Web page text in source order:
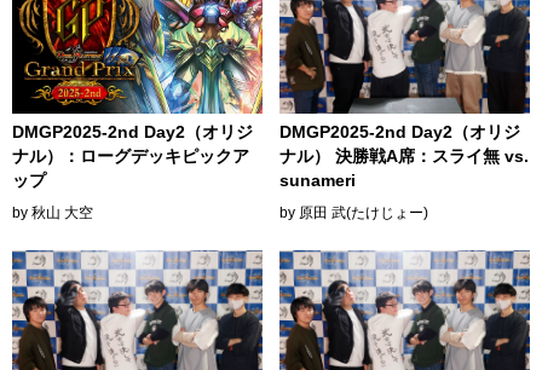
DMGP2025-2nd Day2（オリジ
ナル）：ローグデッキピックア
ップ
by 秋山 大空
DMGP2025-2nd Day2（オリジ
ナル） 決勝戦A席：スライ無 vs.
sunameri
by 原田 武(たけじょー)